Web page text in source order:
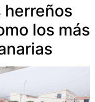
herreños
los más